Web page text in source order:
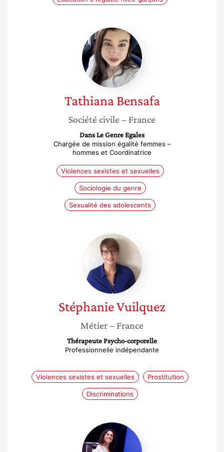
Tathiana
Bensafa
Tathiana Bensafa
Société civile – France
Dans Le Genre Egales
Chargée de mission égalité femmes –
hommes et Coordinatrice
Violences sexistes et sexuelles
Sociologie du genre
Sexualité des adolescents
Stéphanie
Vuilquez
StéphanieVuilquez
Métier– France
Thérapeute Psycho-corporelle
Professionnelle indépendante
Violences sexistes et sexuelles Prostitution
Discriminations
Ynaée
Benaben